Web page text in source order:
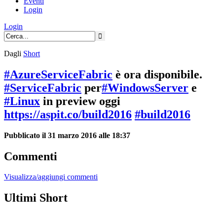
Login
Login
Dagli Short
#AzureServiceFabric è ora disponibile.
#ServiceFabric per#WindowsServer e
#Linux in preview oggi
https://aspit.co/build2016 #build2016
Pubblicato il 31 marzo 2016 alle 18:37
Commenti
Visualizza/aggiungi commenti
Ultimi Short